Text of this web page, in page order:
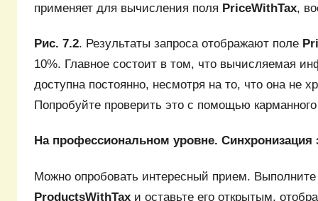
применяет для вычисления поля PriceWithTax,
Рис. 7.2. Результаты запроса отображают поле
10%. Главное состоит в том, что вычисляемая
доступна постоянно, несмотря на то, что она не
Попробуйте проверить это с помощью карманного
На профессиональном уровне. Синхронизация
Можно опробовать интересный прием. Выполните
ProductsWithTax и оставьте его открытым,